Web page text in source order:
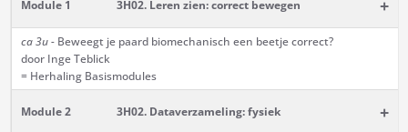
Module 1 3H02. Leren zien: correct bewegen +
ca 3u -Beweegt je paard biomechanisch een beetje correct?
door Inge Teblick
= Herhaling Basismodules
Module 2 3H02. Dataverzameling: fysiek +